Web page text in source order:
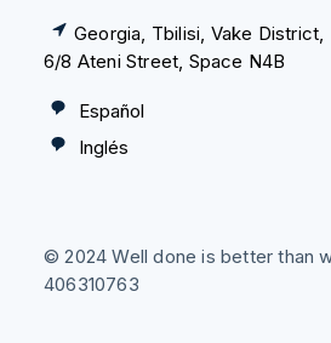
Georgia, Tbilisi, Vake District,
6/8 Ateni Street, Space N4B
Español
Inglés
© 2024 Well done is better than
406310763